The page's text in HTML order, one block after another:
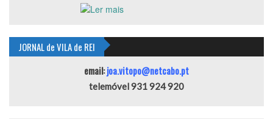
JORNAL de VILA de REI
email:joa.vitopo@netcabo.pt
telemóvel 931 924 920